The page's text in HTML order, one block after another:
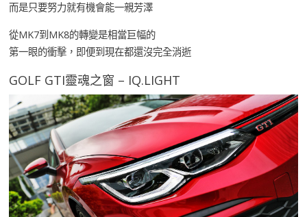
而是只要努力就有機會能一親芳澤
從MK7到MK8的轉變是相當巨幅的
第一眼的衝擊，即便到現在都還沒完全消逝
GOLF GTI靈魂之窗 – IQ.LIGHT